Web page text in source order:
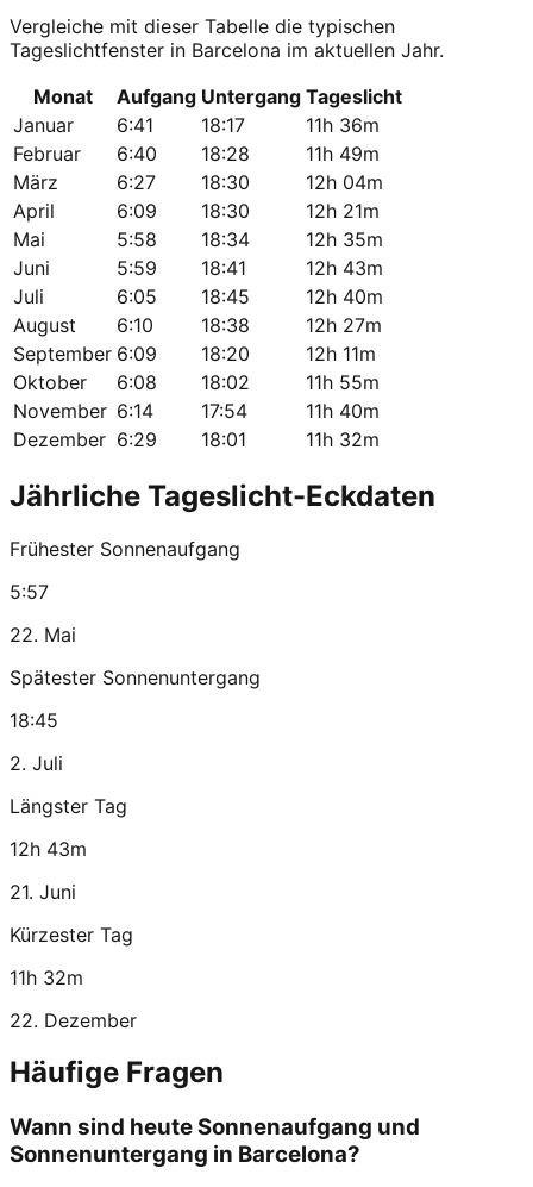
Vergleiche mit dieser Tabelle die typischen
Tageslichtfenster in Barcelona im aktuellen Jahr.
Monat
Aufgang Untergang Tageslicht
Januar
6:41 18:17
11h 36m
Februar
6:40 18:28
11h 49m
März
6:27 18:30
12h 04m
April
6:09 18:30
12h 21m
Mai
5:58 18:34
12h 35m
Juni
5:59 18:41
12h 43m
Juli
6:05 18:45
12h 40m
August
6:10 18:38
12h 27m
September 6:09 18:20
12h 11m
Oktober
6:08 18:02
11h 55m
November 6:14 17:54
11h 40m
Dezember 6:29 18:01 11h 32m
Jährliche Tageslicht-Eckdaten
Frühester Sonnenaufgang
5:57
22. Mai
Spätester Sonnenuntergang
18:45
2. Juli
Längster Tag
12h 43m
21. Juni
Kürzester Tag
11h 32m
22. Dezember
Häufige Fragen
Wann sind heute Sonnenaufgang und
Sonnenuntergang in Barcelona?